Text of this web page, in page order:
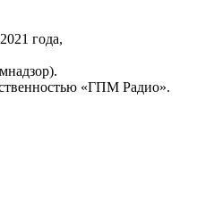
года,
«ГПМ Радио».